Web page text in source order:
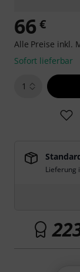
66 €
Alle Preise inkl.
Sofort lieferbar
1
Lieferung